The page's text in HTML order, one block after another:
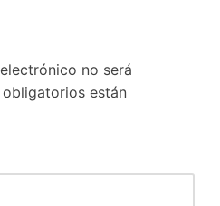
no será
están